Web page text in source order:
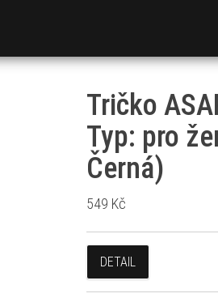
Tričko
Typ: pro
Černá)
549 Kč
DETAIL